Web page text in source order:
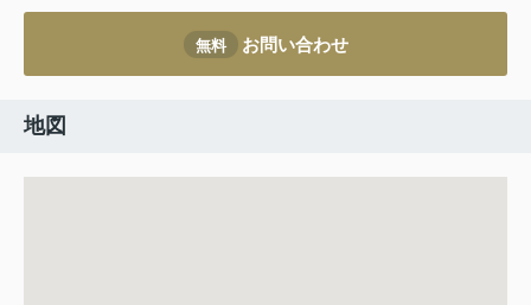
無料 お問い合わせ
地図